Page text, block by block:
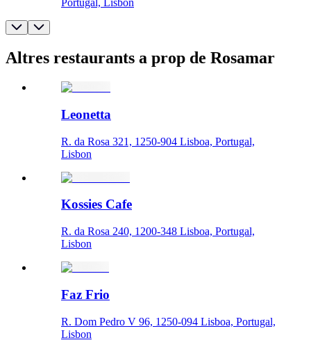
Portugal, Lisbon
Altres restaurants a prop de Rosamar
Leonetta
R. da Rosa 321, 1250-904 Lisboa, Portugal,
Lisbon
Kossies Cafe
R. da Rosa 240, 1200-348 Lisboa, Portugal,
Lisbon
Faz Frio
R. Dom Pedro V 96, 1250-094 Lisboa, Portugal,
Lisbon